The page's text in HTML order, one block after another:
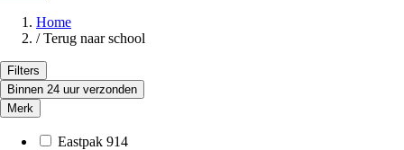
Home
/ Terug naar school
Filters
Binnen 24 uur verzonden
Merk
Eastpak 914